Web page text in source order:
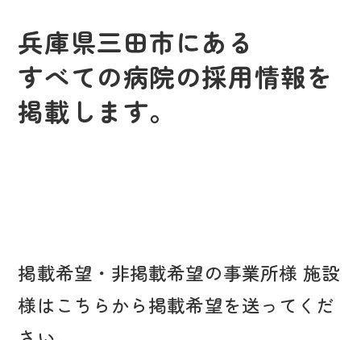
兵庫県三田市にある
すべての病院の採用情報を
掲載します。
掲載希望・非掲載希望の事業所様 施設
様はこちらから掲載希望を送ってくだ